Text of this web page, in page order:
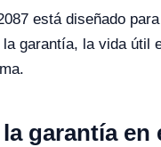
está diseñado
garantía, la vida útil
garantía en